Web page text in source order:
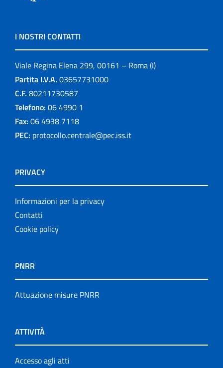
I NOSTRI CONTATTI
Viale Regina Elena 299, 00161 – Roma (I)
Partita I.V.A. 03657731000
C.F. 80211730587
Telefono: 06 4990 1
Fax: 06 4938 7118
PEC: protocollo.centrale@pec.iss.it
PRIVACY
Informazioni per la privacy
Contatti
Cookie policy
PNRR
Attuazione misure PNRR
ATTIVITÀ
Accesso agli atti